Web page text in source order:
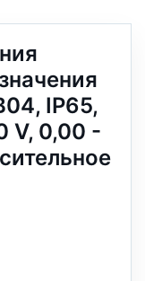
IP65,
V, 0,00 -